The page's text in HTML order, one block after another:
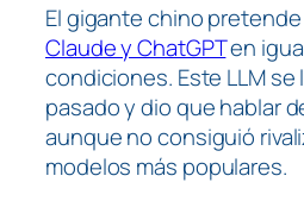
El gigante chino
Claude y ChatGPTen
condiciones. Este LLM se
pasado y dio que hablar
aunque no consiguió
modelos más populares.